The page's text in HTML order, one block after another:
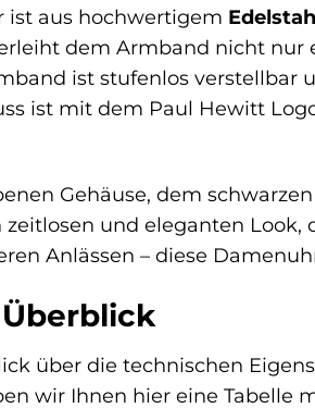
ist aus hochwertigem
dem Armband nicht nur
ist stufenlos verstellbar
ist mit dem Paul Hewitt
Gehäuse, dem
und eleganten
Anlässen – diese
über die technischen
wir Ihnen hier eine